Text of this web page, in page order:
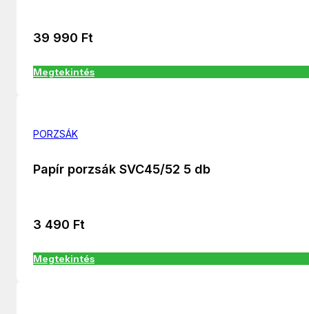
39 990 Ft
Megtekintés
PORZSÁK
Papír porzsák SVC45/52 5 db
3 490 Ft
Megtekintés